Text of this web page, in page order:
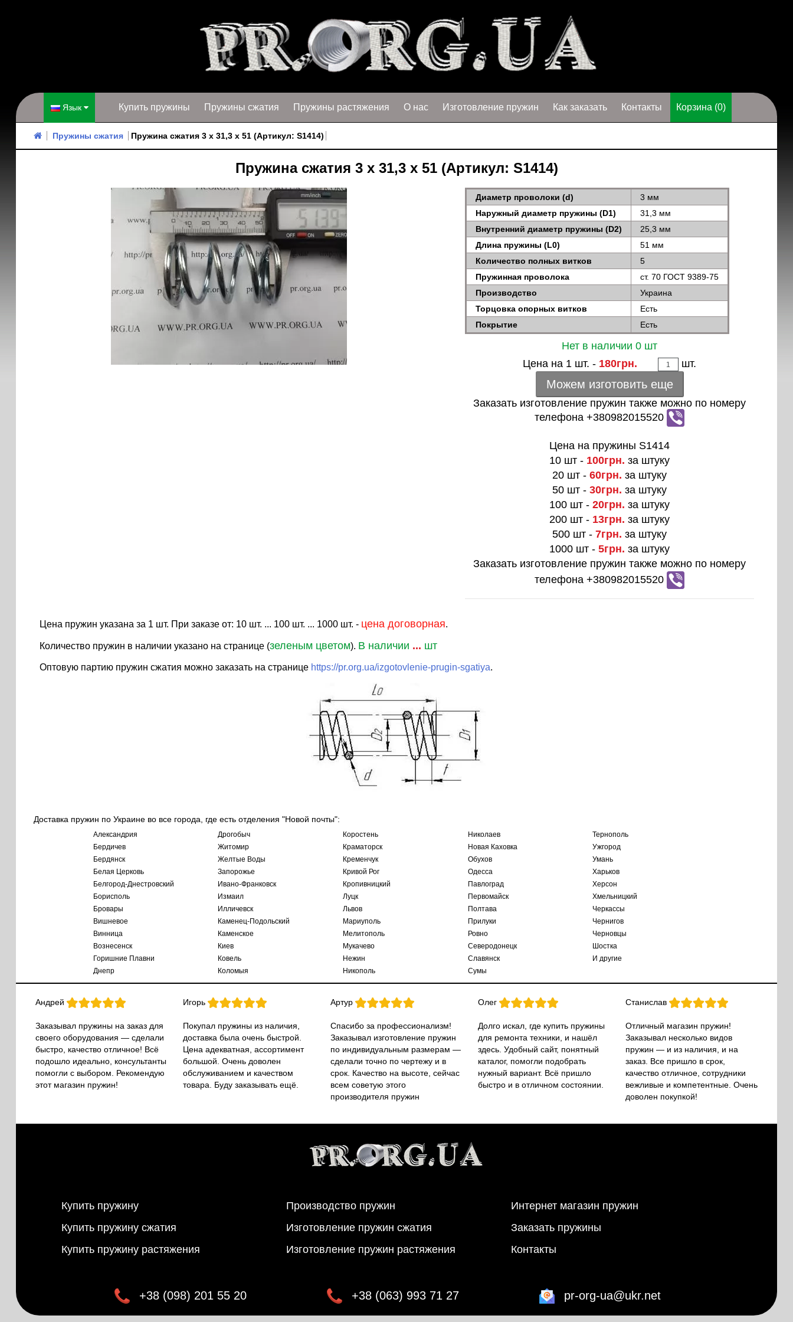
Купить пружины Пружины сжатия Пружины растяжения О нас Изготовление пружин Как заказать Контакты Корзина (0)
Язык
Пружины сжатия Пружина сжатия 3 х 31,3 х 51 (Артикул: S1414)
Пружина сжатия 3 х 31,3 х 51 (Артикул: S1414)
Диаметр проволоки (d)
3 мм
Наружный диаметр пружины (D1)
31,3 мм
Внутренний диаметр пружины (D2)
25,3 мм
Длина пружины (L0)
51 мм
Количество полных витков
5
Пружинная проволока
ст. 70 ГОСТ 9389-75
Производство
Украина
Торцовка опорных витков
Есть
Покрытие
Есть
Нет в наличии 0 шт
Цена на 1 шт. - 180грн. шт.
Можем изготовить еще
Заказать изготовление пружин также можно по номеру
телефона +380982015520
Цена на пружины S1414
10 шт - 100грн. за штуку
20 шт -60грн. за штуку
50 шт -30грн. за штуку
100 шт -20грн. за штуку
200 шт - 13грн. за штуку
500 шт -7грн. за штуку
1000 шт -5грн. за штуку
Заказать изготовление пружин также можно по номеру
телефона +380982015520
Цена пружин указана за 1 шт. При заказе от: 10 шт. ... 100 шт. ... 1000 шт. - цена договорная.
Количество пружин в наличии указано на странице (зеленым цветом). В наличии ... шт
Оптовую партию пружин сжатия можно заказать на странице https://pr.org.ua/izgotovlenie-prugin-sgatiya.
Доставка пружин по Украине во все города, где есть отделения "Новой почты":
Александрия
Бердичев
Бердянск
Белая Церковь
Белгород-Днестровский
Борисполь
Бровары
Вишневое
Винница
Вознесенск
Горишние Плавни
Днепр
Дрогобыч
Житомир
Желтые Воды
Запорожье
Ивано-Франковск
Измаил
Илличевск
Каменец-Подольский
Каменское
Киев
Ковель
Коломыя
Коростень
Краматорск
Кременчук
Кривой Рог
Кропивницкий
Луцк
Львов
Мариуполь
Мелитополь
Мукачево
Нежин
Никополь
Николаев
Новая Каховка
Обухов
Одесса
Павлоград
Первомайск
Полтава
Прилуки
Ровно
Северодонецк
Славянск
Сумы
Тернополь
Ужгород
Умань
Харьков
Херсон
Хмельницкий
Черкассы
Чернигов
Черновцы
Шостка
И другие
Андрей
Заказывал пружины на заказ для
своего оборудования — сделали
быстро, качество отличное! Всё
подошло идеально, консультанты
помогли с выбором. Рекомендую
этот магазин пружин!
Игорь
Покупал пружины из наличия,
доставка была очень быстрой.
Цена адекватная, ассортимент
большой. Очень доволен
обслуживанием и качеством
товара. Буду заказывать ещё.
Артур
Спасибо за профессионализм!
Заказывал изготовление пружин
по индивидуальным размерам —
сделали точно по чертежу и в
срок. Качество на высоте, сейчас
всем советую этого
производителя пружин
Олег
Долго искал, где купить пружины
для ремонта техники, и нашёл
здесь. Удобный сайт, понятный
каталог, помогли подобрать
нужный вариант. Всё пришло
быстро и в отличном состоянии.
Станислав
Отличный магазин пружин!
Заказывал несколько видов
пружин — и из наличия, и на
заказ. Все пришло в срок,
качество отличное, сотрудники
вежливые и компетентные. Очень
доволен покупкой!
Купить пружину
Купить пружину сжатия
Купить пружину растяжения
Производство пружин
Изготовление пружин сжатия
Изготовление пружин растяжения
Интернет магазин пружин
Заказать пружины
Контакты
+38 (098) 201 55 20 +38 (063) 993 71 27 pr-org-ua@ukr.net